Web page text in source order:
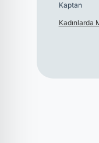
Kaptan
Kadınlarda